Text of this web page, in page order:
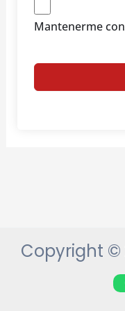
Mantenerme
Copyright ©